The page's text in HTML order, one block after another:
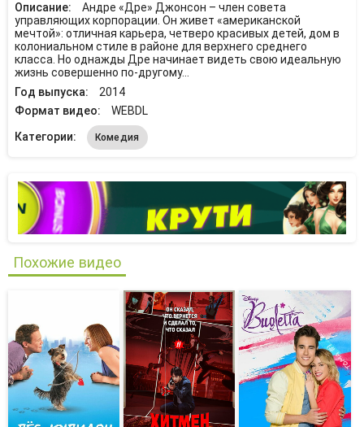
Описание:
Андре «Дре» Джонсон – член совета
управляющих корпорации. Он живет «американской
мечтой»: отличная карьера, четверо красивых детей, дом в
колониальном стиле в районе для верхнего среднего
класса. Но однажды Дре начинает видеть свою идеальную
жизнь совершенно по-другому…
Год выпуска:
2014
Формат видео:
WEBDL
Категории:
Комедия
Похожие видео